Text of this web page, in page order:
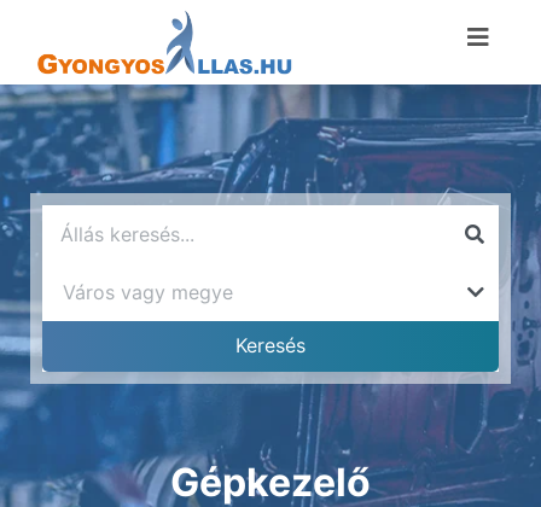
Gépkezelő